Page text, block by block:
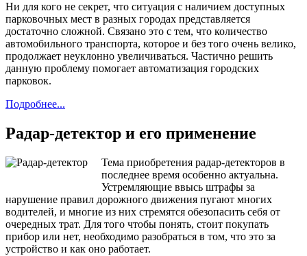
Ни для кого не секрет, что ситуация с наличием доступных
парковочных мест в разных городах представляется
достаточно сложной. Связано это с тем, что количество
автомобильного транспорта, которое и без того очень велико,
продолжает неуклонно увеличиваться. Частично решить
данную проблему помогает автоматизация городских
парковок.
Подробнее...
Радар-детектор и его применение
Тема приобретения радар-детекторов в
последнее время особенно актуальна.
Устремляющие ввысь штрафы за
нарушение правил дорожного движения пугают многих
водителей, и многие из них стремятся обезопасить себя от
очередных трат. Для того чтобы понять, стоит покупать
прибор или нет, необходимо разобраться в том, что это за
устройство и как оно работает.